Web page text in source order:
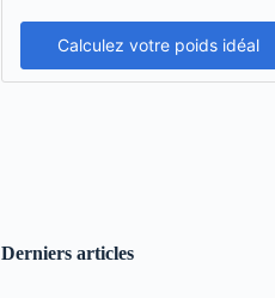
Calculez votre poids idéal
Derniers articles